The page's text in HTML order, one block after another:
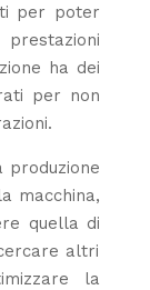
per poter
ha dei
per non
produzione
macchina,
quella di
altri
la